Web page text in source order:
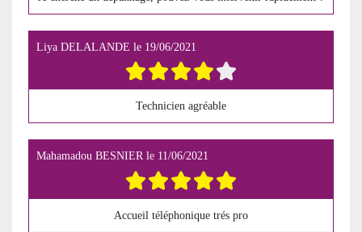
Liya DELALANDE le 19/06/2021
Technicien agréable
Mahamadou BESNIERle 11/06/2021
Accueil téléphonique trés pro